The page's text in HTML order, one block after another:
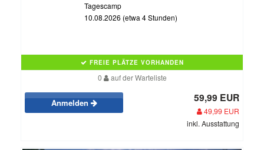
Tagescamp
10.08.2026 (etwa 4 Stunden)
FREIE PLÄTZE VORHANDEN
0 auf der Warteliste
Anmelden 59,99 EUR
49,99 EUR
inkl. Ausstattung